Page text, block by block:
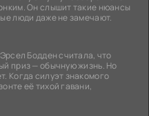
Он слышит такие нюансы
люди даже не замечают.
Бодден считала, что
приз — обычную жизнь. Но
Когда силуэт знакомого
её тихой гавани,